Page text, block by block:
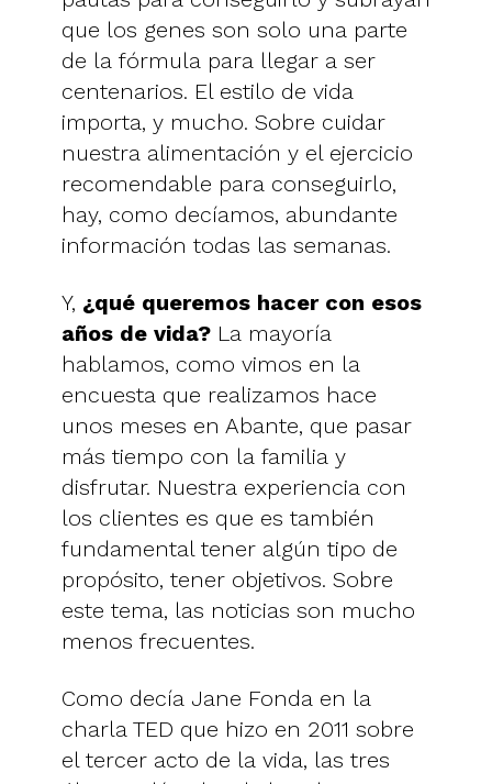
que los genes son solo una parte
de la fórmula para llegar a ser
centenarios. El estilo de vida
importa, y mucho. Sobre cuidar
nuestra alimentación y el ejercicio
recomendable para conseguirlo,
hay, como decíamos, abundante
información todas las semanas.
Y, ¿qué queremos hacer con esos
años de vida? La mayoría
hablamos, como vimos en la
encuesta que realizamos hace
unos meses en Abante, que pasar
más tiempo con la familia y
disfrutar. Nuestra experiencia con
los clientes es que es también
fundamental tener algún tipo de
propósito, tener objetivos. Sobre
este tema, las noticias son mucho
menos frecuentes.
Como decía Jane Fonda en la
charla TED que hizo en 2011 sobre
el tercer acto de la vida, las tres